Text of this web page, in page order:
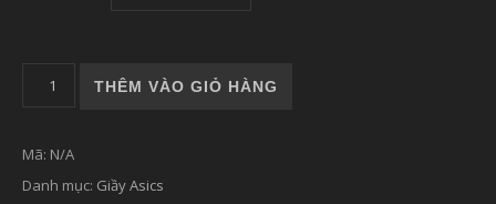
Giày Thể Thao GEL-KAYANO 29 LITE-SHOW số lượng
THÊM VÀO GIỎ HÀNG
Mã: N/A
Danh mục: Giầy Asics